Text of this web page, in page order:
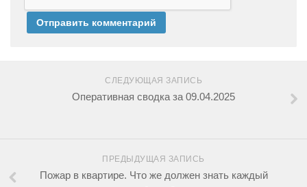
СЛЕДУЮЩАЯ ЗАПИСЬ
Оперативная сводка за 09.04.2025
ПРЕДЫДУЩАЯ ЗАПИСЬ
Пожар в квартире. Что же должен знать каждый